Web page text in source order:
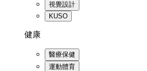
視覺設計
KUSO
健康
醫療保健
運動體育